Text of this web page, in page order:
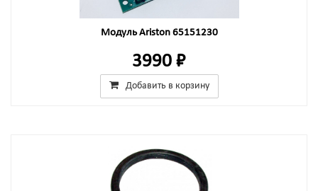
Модуль Ariston 65151230
3990 ₽
Добавить в корзину